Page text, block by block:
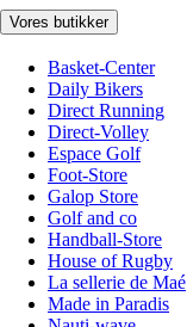
Vores butikker
Basket-Center
Daily Bikers
Direct Running
Direct-Volley
Espace Golf
Foot-Store
Galop Store
Golf and co
Handball-Store
House of Rugby
La sellerie de Maé
Made in Paradis